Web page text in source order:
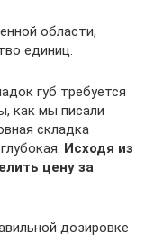
области,
единиц.
губ требуется
как мы писали
складка
Исходя из
цену за
дозировке